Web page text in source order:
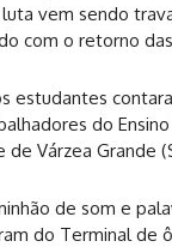
luta vem sendo
com o retorno
estudantes
do
de Várzea Grande
de som e
do Terminal de